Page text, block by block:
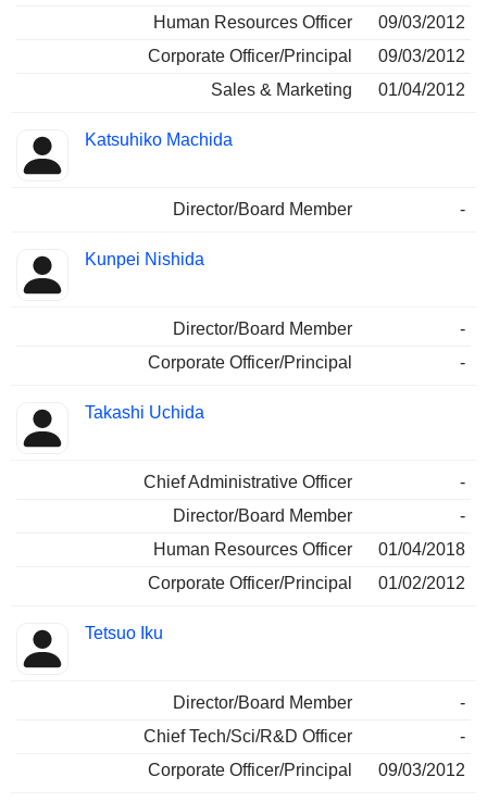
Human Resources Officer
09/03/2012
Corporate Officer/Principal
09/03/2012
Sales & Marketing
01/04/2012
Katsuhiko Machida
Director/Board Member -
Kunpei Nishida
Director/Board Member
-
Corporate Officer/Principal
-
Takashi Uchida
Chief Administrative Officer
-
Director/Board Member
-
Human Resources Officer
01/04/2018
Corporate Officer/Principal
01/02/2012
Tetsuo Iku
Director/Board Member
-
Chief Tech/Sci/R&D Officer
-
Corporate Officer/Principal
09/03/2012